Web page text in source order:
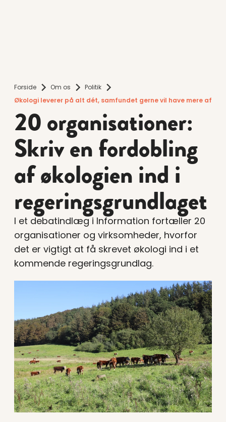
Forside Om os
Politik
Økologi leverer på alt dét, samfundet gerne vil have mere af
20 organisationer:
Skriv en fordobling
af økologien ind i
regeringsgrundlaget
I et debatindlæg i Information fortæller 20
organisationer og virksomheder, hvorfor
det er vigtigt at få skrevet økologi ind i et
kommende regeringsgrundlag.